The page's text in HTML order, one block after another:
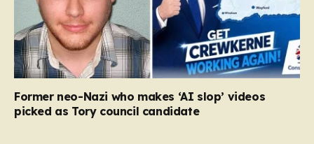
Former neo-Nazi who makes ‘AI slop’ videos
picked as Tory council candidate